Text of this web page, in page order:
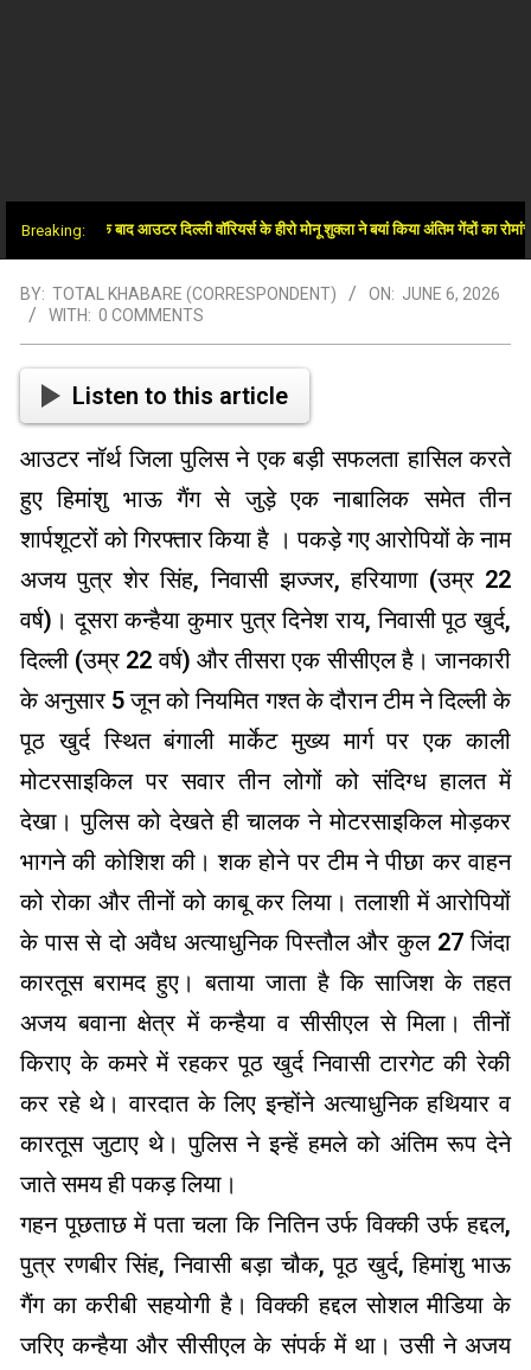
Breaking:
में जीत के बाद आउटर दिल्ली वॉरियर्स के हीरो मोनू शुक्ला ने बयां किया अंतिम गेंदों का रोमांच
BY: TOTAL KHABARE (CORRESPONDENT) ON: JUNE 6, 2026
WITH: 0 COMMENTS
Listen to this article
आउटर नॉर्थ जिला पुलिस ने एक बड़ी सफलता हासिल करते
हुए हिमांशु भाऊ गैंग से जुड़े एक नाबालिक समेत तीन
शार्पशूटरों को गिरफ्तार किया है । पकड़े गए आरोपियों के नाम
अजय पुत्र शेर सिंह, निवासी झज्जर, हरियाणा (उम्र 22
वर्ष)। दूसरा कन्हैया कुमार पुत्र दिनेश राय, निवासी पूठ खुर्द,
दिल्ली (उम्र 22 वर्ष) और तीसरा एक सीसीएल है। जानकारी
के अनुसार 5 जून को नियमित गश्त के दौरान टीम ने दिल्ली के
पूठ खुर्द स्थित बंगाली मार्केट मुख्य मार्ग पर एक काली
मोटरसाइकिल पर सवार तीन लोगों को संदिग्ध हालत में
देखा। पुलिस को देखते ही चालक ने मोटरसाइकिल मोड़कर
भागने की कोशिश की। शक होने पर टीम ने पीछा कर वाहन
को रोका और तीनों को काबू कर लिया। तलाशी में आरोपियों
के पास से दो अवैध अत्याधुनिक पिस्तौल और कुल 27 जिंदा
कारतूस बरामद हुए। बताया जाता है कि साजिश के तहत
अजय बवाना क्षेत्र में कन्हैया व सीसीएल से मिला। तीनों
किराए के कमरे में रहकर पूठ खुर्द निवासी टारगेट की रेकी
कर रहे थे। वारदात के लिए इन्होंने अत्याधुनिक हथियार व
कारतूस जुटाए थे। पुलिस ने इन्हें हमले को अंतिम रूप देने
जाते समय ही पकड़ लिया।
गहन पूछताछ में पता चला कि नितिन उर्फ विक्की उर्फ हद्दल,
पुत्र रणबीर सिंह, निवासी बड़ा चौक, पूठ खुर्द, हिमांशु भाऊ
गैंग का करीबी सहयोगी है। विक्की हद्दल सोशल मीडिया के
जरिए कन्हैया और सीसीएल के संपर्क में था। उसी ने अजय